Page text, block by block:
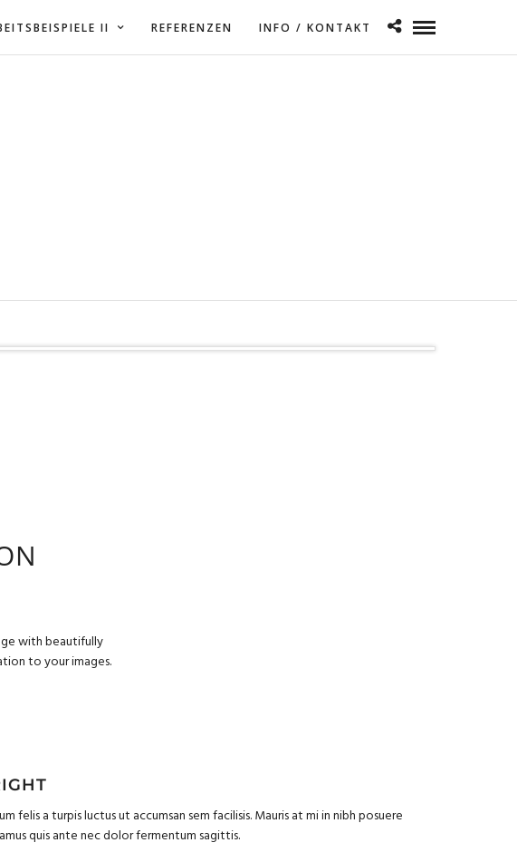
II REFERENZEN INFO / KONTAKT
with beautifully
to your images.
felis a turpis luctus ut accumsan sem facilisis. Mauris at mi in nibh posuere
quis ante nec dolor fermentum sagittis.